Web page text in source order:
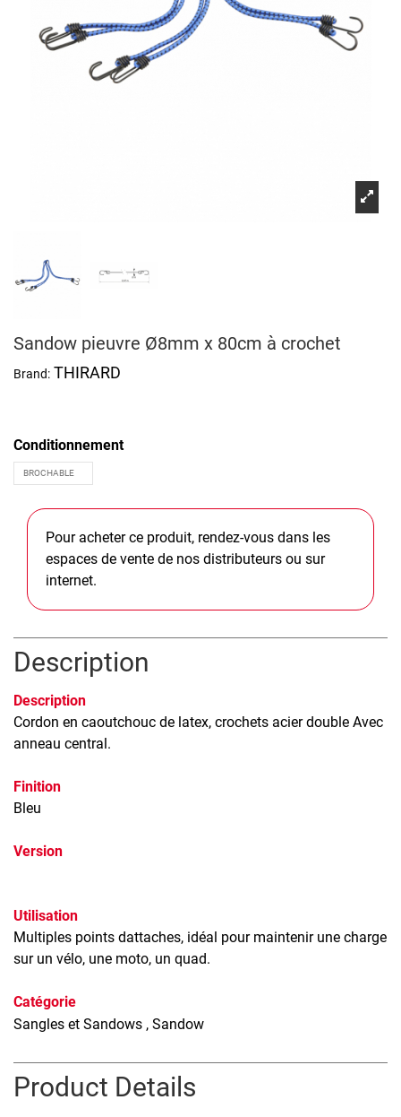
Sandow pieuvre Ø8mm x 80cm à crochet
Brand: THIRARD
Conditionnement
Pour acheter ce produit, rendez-vous dans les
espaces de vente de nos distributeurs ou sur
internet.
Description
Description
Cordon en caoutchouc de latex, crochets acier double Avec
anneau central.
Finition
Bleu
Version
Utilisation
Multiples points dattaches, idéal pour maintenir une charge
sur un vélo, une moto, un quad.
Catégorie
Sangles et Sandows , Sandow
Product Details